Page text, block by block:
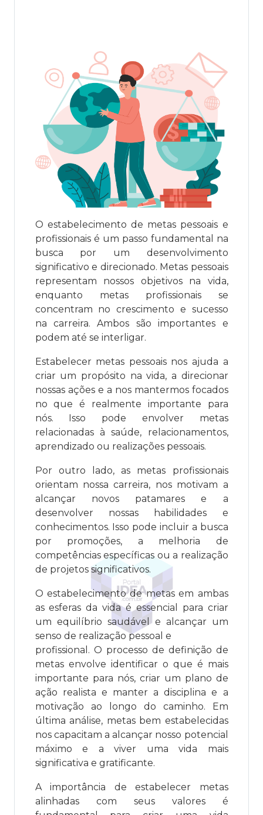
O estabelecimento de metas pessoais e
profissionais é um passo fundamental na
busca por um desenvolvimento
significativo e direcionado. Metas pessoais
representam nossos objetivos na vida,
enquanto metas profissionais se
concentram no crescimento e sucesso
na carreira. Ambos são importantes e
podem até se interligar.
Estabelecer metas pessoais nos ajuda a
criar um propósito na vida, a direcionar
nossas ações e a nos mantermos focados
no que é realmente importante para
nós. Isso pode envolver metas
relacionadas à saúde, relacionamentos,
aprendizado ou realizações pessoais.
Por outro lado, as metas profissionais
orientam nossa carreira, nos motivam a
alcançar novos patamares e a
desenvolver nossas habilidades e
conhecimentos. Isso pode incluir a busca
por promoções, a melhoria de
competências específicas ou a realização
de projetos significativos.
O estabelecimento de metas em ambas
as esferas da vida é essencial para criar
um equilíbrio saudável e alcançar um
senso de realização pessoal e
profissional. O processo de definição de
metas envolve identificar o que é mais
importante para nós, criar um plano de
ação realista e manter a disciplina e a
motivação ao longo do caminho. Em
última análise, metas bem estabelecidas
nos capacitam a alcançar nosso potencial
máximo e a viver uma vida mais
significativa e gratificante.
A importância de estabelecer metas
alinhadas com seus valores é